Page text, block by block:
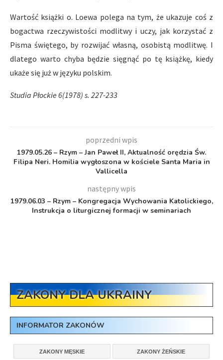
Wartość książki o. Loewa polega na tym, że ukazuje coś z
bogactwa rzeczywistości modlitwy i uczy, jak korzystać z
Pisma świętego, by rozwijać własną, osobistą modlitwę. I
dlatego warto chyba będzie sięgnąć po tę książkę, kiedy
ukaże się już w języku polskim.
Studia Płockie 6(1978) s. 227-233
poprzedni wpis
1979.05.26 – Rzym – Jan Paweł II, Aktualność orędzia Św.
Filipa Neri. Homilia wygłoszona w kościele Santa Maria in
Vallicella
następny wpis
1979.06.03 – Rzym – Kongregacja Wychowania Katolickiego,
Instrukcja o liturgicznej formacji w seminariach
ZAKONY DLA UKRAINY
INFORMATOR ZAKONÓW
ZAKONY MĘSKIE ZAKONY ŻEŃSKIE